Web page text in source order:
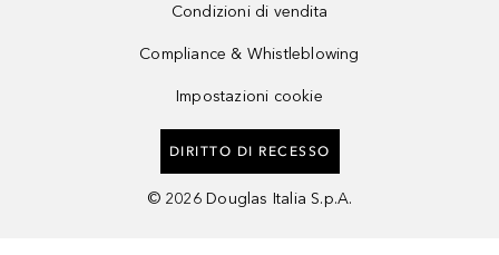
Condizioni di vendita
Compliance & Whistleblowing
Impostazioni cookie
DIRITTO DI RECESSO
© 2026 Douglas Italia S.p.A.